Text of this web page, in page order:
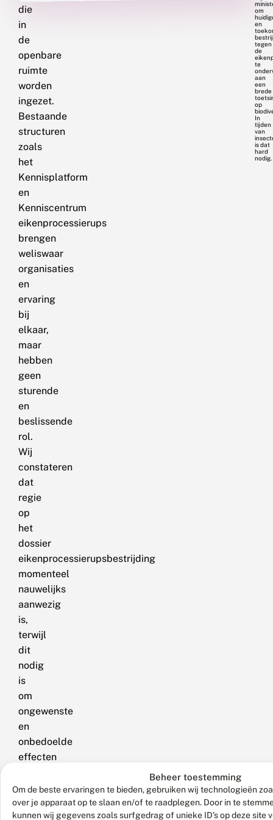
Beheer toestemming
Om de beste ervaringen te bieden, gebruiken wij technologieën
over je apparaat op te slaan en/of te raadplegen. Door in te
kunnen wij gegevens zoals surfgedrag of unieke ID's op deze site
die
in
de
openbare
ruimte
worden
ingezet.
Bestaande
structuren
zoals
het
Kennisplatform
en
Kenniscentrum
eikenprocessierups
brengen
weliswaar
organisaties
en
ervaring
bij
elkaar,
maar
hebben
geen
sturende
en
beslissende
rol.
Wij
constateren
dat
regie
op
het
dossier
eikenprocessierupsbestrijding
momenteel
nauwelijks
aanwezig
is,
terwijl
dit
nodig
is
om
ongewenste
en
onbedoelde
effecten
de
biodiversiteit
om
en
tegen
de
te
aan
een
brede
op
In
tijden
van
is dat
hard
nodig.